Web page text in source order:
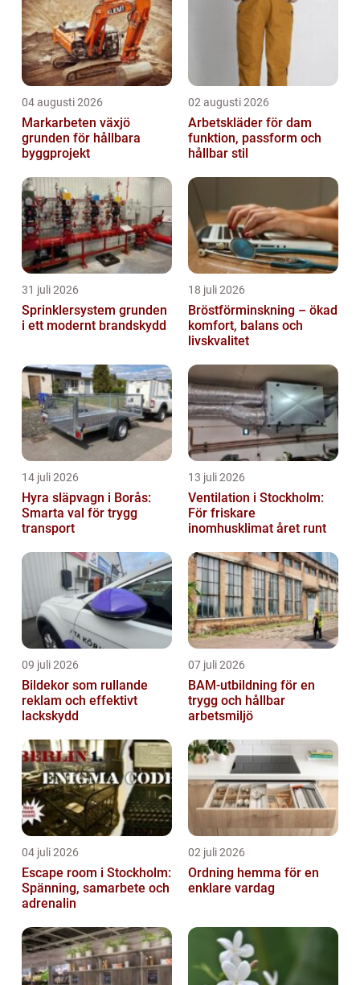
04 augusti 2026
Markarbeten växjö
grunden för hållbara
byggprojekt
02 augusti 2026
Arbetskläder för dam
funktion, passform och
hållbar stil
31 juli 2026
Sprinklersystem grunden
i ett modernt brandskydd
18 juli 2026
Bröstförminskning – ökad
komfort, balans och
livskvalitet
14 juli 2026
Hyra släpvagn i Borås:
Smarta val för trygg
transport
13 juli 2026
Ventilation i Stockholm:
För friskare
inomhusklimat året runt
09 juli 2026
Bildekor som rullande
reklam och effektivt
lackskydd
07 juli 2026
BAM-utbildning för en
trygg och hållbar
arbetsmiljö
04 juli 2026
Escape room i Stockholm:
Spänning, samarbete och
adrenalin
02 juli 2026
Ordning hemma för en
enklare vardag